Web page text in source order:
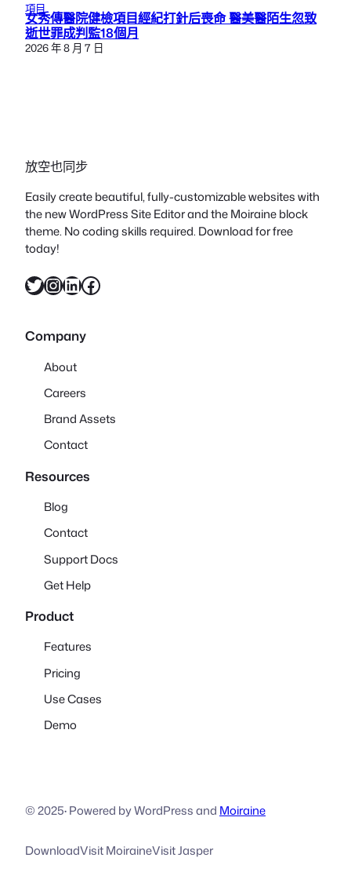
項目
女秀傳醫院健檢項目經紀打針后喪命 醫美醫陌生忽致
逝世罪成判監18個月
2026 年 8 月 7 日
放空也同步
Easily create beautiful, fully-customizable websites with
the new WordPress Site Editor and the Moiraine block
theme. No coding skills required. Download for free
today!
X InstagramLinkedIn Facebook
Company
About
Careers
Brand Assets
Contact
Resources
Blog
Contact
Support Docs
Get Help
Product
Features
Pricing
Use Cases
Demo
© 2025·Powered by WordPress and Moiraine
DownloadVisit MoiraineVisit Jasper